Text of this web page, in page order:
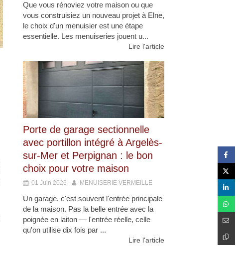
Que vous rénoviez votre maison ou que
vous construisiez un nouveau projet à Elne,
le choix d'un menuisier est une étape
essentielle. Les menuiseries jouent u...
Lire l'article
Porte de garage sectionnelle
avec portillon intégré à Argelès-
sur-Mer et Perpignan : le bon
choix pour votre maison
01 Juin 2026 MENUISERIE VERMEILLE
Un garage, c'est souvent l'entrée principale
de la maison. Pas la belle entrée avec la
poignée en laiton — l'entrée réelle, celle
qu'on utilise dix fois par ...
Lire l'article